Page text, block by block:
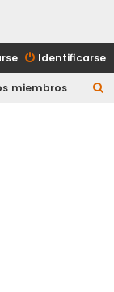
Identificarse
miembros